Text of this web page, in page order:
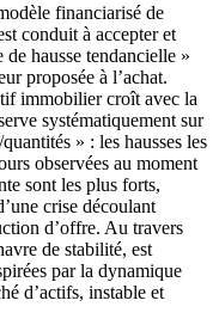
financiarisé de
conduit à accepter et
hausse tendancielle »
proposée à l’achat.
immobilier croît avec la
systématiquement sur
» : les hausses les
observées au moment
sont les plus forts,
crise découlant
d’offre. Au travers
de stabilité, est
par la dynamique
d’actifs, instable et